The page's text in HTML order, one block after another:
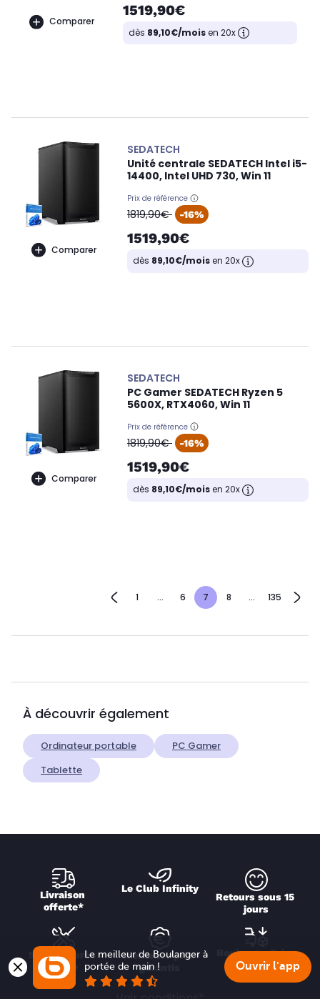
Comparer
1519,90€
dès 89,10€/moisen 20x
Comparer
SEDATECH
Unité centrale SEDATECH Intel i5-
14400, Intel UHD 730, Win 11
Prix de référence
oldPrice
1819,90€ -16%
1519,90€
dès 89,10€/moisen 20x
Comparer
SEDATECH
PC Gamer SEDATECH Ryzen 5
5600X, RTX4060, Win 11
Prix de référence
oldPrice
1819,90€ -16%
1519,90€
dès 89,10€/moisen 20x
1 ... 6 7 8 ... 135
À découvrir également
Ordinateur portable
PC Gamer
Tablette
Livraison
offerte*
Le Club Infinity
Retours sous 15
jours
Service après
vente
Meilleurs prix
garantis
Boulanger Drive
Le meilleur de Boulanger à
portée de main !
Ouvrir l'app